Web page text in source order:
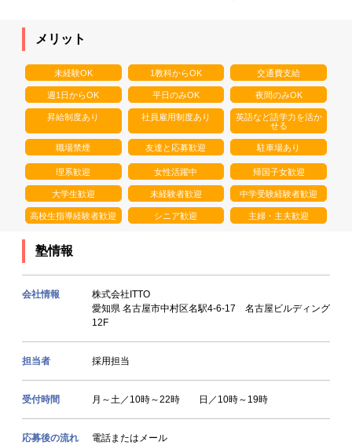
メリット
未経験OK 1教科からOK 交通費支給
週1日からOK 平日のみOK 夜間のみOK
昇給制度あり 社員雇用制度あり
英語など語学力を活か
せる
職場禁煙 友達と応募歓迎 駐車場あり
理系歓迎 女性活躍中 帰国子女歓迎
大学生歓迎 未経験者歓迎 中学受験経験者歓迎
高校生指導経験者歓迎 シニア歓迎 主婦・主夫歓迎
塾情報
会社情報
株式会社ITTO
愛知県 名古屋市中村区名駅4-6-17 名古屋ビルディング
12F
担当者 採用担当
受付時間 月～土／10時～22時 日／10時～19時
応募後の流れ
電話またはメール